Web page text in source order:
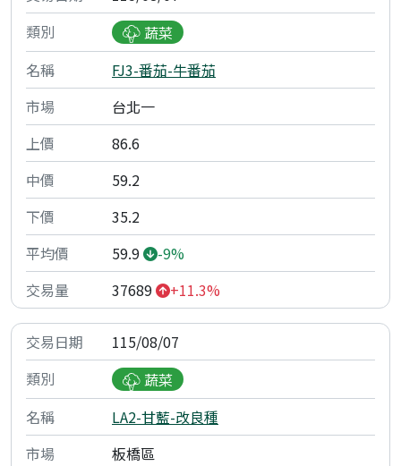
蔬菜
FJ3-番茄-牛番茄
台北一
86.6
59.2
35.2
59.9
-9%
37689
+11.3%
115/08/07
蔬菜
LA2-甘藍-改良種
板橋區